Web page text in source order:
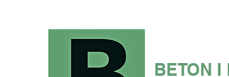
BETON I